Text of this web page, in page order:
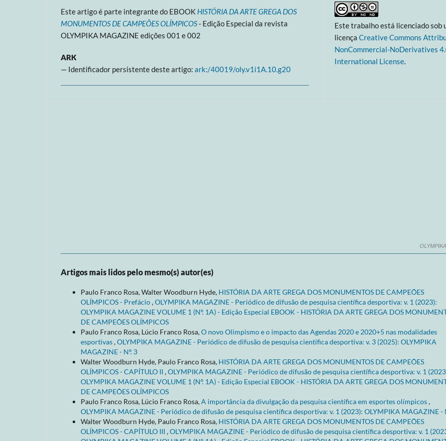
Este artigo é parte integrante do EBOOK HISTÓRIA DA ARTE GREGA DOS
MONUMENTOS DE CAMPEÕES OLÍMPICOS- Edição Especial da revista
OLYMPIKA MAGAZINE edições 001 e 002
ARK
— Identificador persistente deste artigo: ark:/40019/oly.v1i1A.10.g20
Este trabalho está licenciado sob
licençaCreative Commons
NonCommercial-NoDerivatives
International License.
Artigos mais lidos pelo mesmo(s) autor(es)
Paulo Franco Rosa, Walter Woodburn Hyde, HISTÓRIA DA ARTE GREGA DOS MONUMENTOS DE CAMPEÕES
OLÍMPICOS - Prefácio,OLYMPIKA MAGAZINE - Periódico de difusão de pesquisa científica desportiva: v. 1 (2023):
OLYMPIKA MAGAZINE VOLUME 1 (Nº. 1A) - Edição Especial EBOOK - HISTÓRIA DA ARTE GREGA DOS
DE CAMPEÕES OLÍMPICOS
Paulo Franco Rosa, Lúcio Franco Rosa,O novo Olimpismo e o impacto das Agendas 2020 e 2020+5 nas modalidades
esportivas,OLYMPIKA MAGAZINE - Periódico de difusão de pesquisa científica desportiva: v. 3 (2025): OLYMPIKA
MAGAZINE - Nº. 3
Walter Woodburn Hyde, Paulo Franco Rosa, HISTÓRIA DA ARTE GREGA DOS MONUMENTOS DE CAMPEÕES
OLÍMPICOS - CAPÍTULO II ,OLYMPIKA MAGAZINE - Periódico de difusão de pesquisa científica desportiva: v. 1
OLYMPIKA MAGAZINE VOLUME 1 (Nº. 1A) - Edição Especial EBOOK - HISTÓRIA DA ARTE GREGA DOS
DE CAMPEÕES OLÍMPICOS
Paulo Franco Rosa, Lúcio Franco Rosa,A importância da divulgação da pesquisa científica em esportes olímpicos,
OLYMPIKA MAGAZINE - Periódico de difusão de pesquisa científica desportiva: v. 1 (2023): OLYMPIKA MAGAZINE -
Walter Woodburn Hyde, Paulo Franco Rosa, HISTÓRIA DA ARTE GREGA DOS MONUMENTOS DE CAMPEÕES
OLÍMPICOS - CAPÍTULO III ,OLYMPIKA MAGAZINE - Periódico de difusão de pesquisa científica desportiva: v. 1